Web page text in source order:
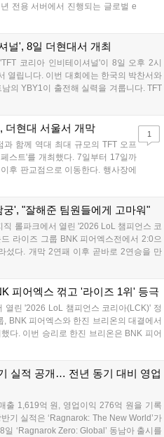
전용 서버에서 진행되는 글로벌 e
니다. FWC는 이용자가 동일한 조
표가 대폭 상승하는 성과를 냈습니
서 총상금 11만 달러 규모의 제4회
예정이며, 위메이드커넥트는 이를
장 모델을 지속할 방침입니다....
널', 8일 더현대서 개최
코리아 인비테이셔널'이 8일 오후 2시
열립니다. 이번 대회에는 한국의 박찬서와
의 YBY1이 출전해 실력을 겨룹니다. TFT
참가하는 독특한 대회 구조를 가지며, 누
는 신규 세트 체험과 공연 등 다양한 즐길
화점 판교점에서도 행사가 이어질 예정입
오픈이 개최됩니다....
더현대 서울서 개막
과 함께 역대 최대 규모의 TFT 오프
스트'를 개최했다. 7일부터 17일까
후 판교점으로 이동한다. 행사장에
련됐으며 8일 오후 2시 인비테이셔
어 있다. 사전 예약은 조기 마감될
1
', "잘해준 팀원들에게 고마워"
직 롤파크에서 열린 '2026 LoL 챔피언스 코
라이즈 그룹 BNK 피어엑스전에서 2:0으
섰다. 개막 2연패 이후 곧바로 2연승을 만
대한 기대감을 올렸다. 다음은 이날 데뷔
피어엑스 꺾고 '라이즈 1위' 등극
열린 '2026 LoL 챔피언스 코리아(LCK)' 정
, BNK 피어엑스와 한진 브리온의 대결에서
다. 이번 승리로 한진 브리온은 BNK 피어
로 올라섰다. 1세트, 한진 브리온이 '로머'
실적 공개… 전년 동기 대비 영업
출 1,619억 원, 영업이익 276억 원을 기록
기 실적은 ‘Ragnarok: The New World’가
‘Ragnarok Zero: Global’ 동남아 출시를